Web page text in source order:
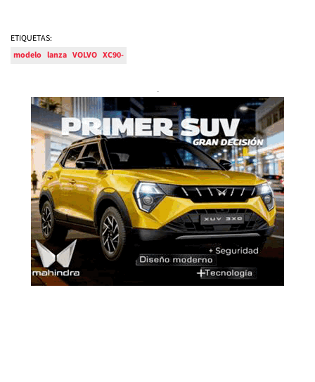
ETIQUETAS:
modelo lanza VOLVO XC90-